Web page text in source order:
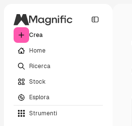
Crea
Home
Ricerca
Stock
Esplora
Strumenti